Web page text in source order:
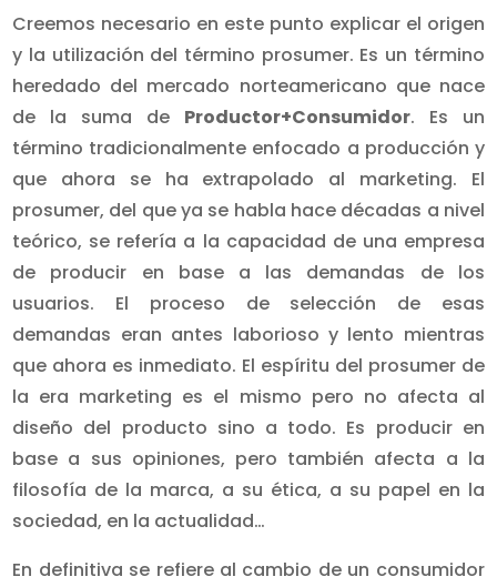
Creemos necesario en este punto explicar el origen
y la utilización del término prosumer. Es un término
heredado del mercado norteamericano que nace
de la suma de Productor+Consumidor. Es un
término tradicionalmente enfocado a producción y
que ahora se ha extrapolado al marketing. El
prosumer, del que ya se habla hace décadas a nivel
teórico, se refería a la capacidad de una empresa
de producir en base a las demandas de los
usuarios. El proceso de selección de esas
demandas eran antes laborioso y lento mientras
que ahora es inmediato. El espíritu del prosumer de
la era marketing es el mismo pero no afecta al
diseño del producto sino a todo. Es producir en
base a sus opiniones, pero también afecta a la
filosofía de la marca, a su ética, a su papel en la
sociedad, en la actualidad…
En definitiva se refiere al cambio de un consumidor